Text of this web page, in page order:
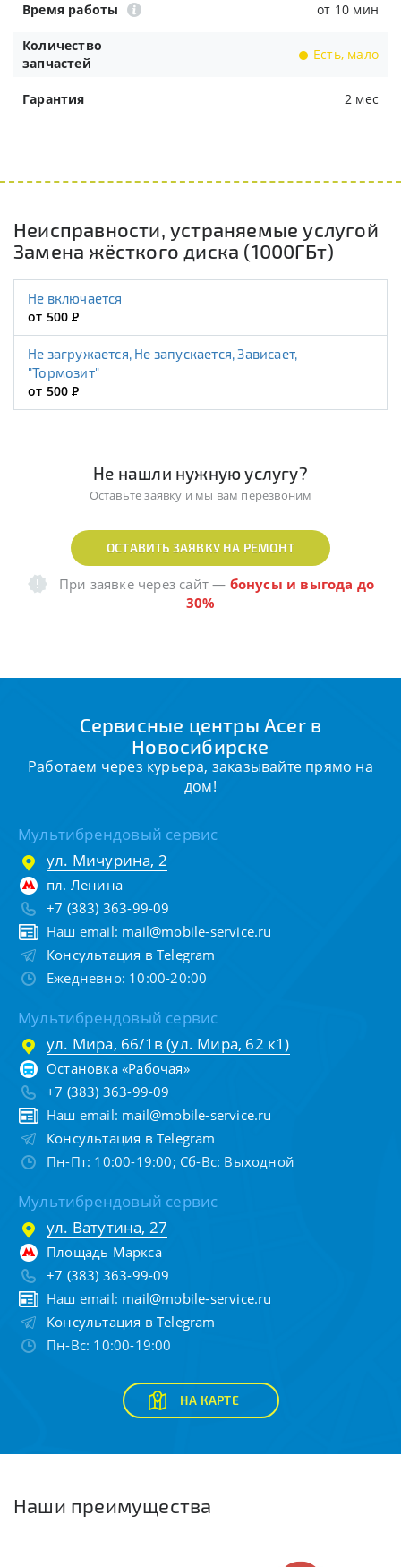
Время работы от 10 мин
Количество
запчастей
Есть, мало
Гарантия 2 мес
Неисправности, устраняемые услугой
Замена жёсткого диска (1000ГБт)
Не включается
от 500Р
Не загружается, Не запускается, Зависает,
"Тормозит"
от 500Р
Не нашли нужную услугу?
Оставьте заявку и мы вам перезвоним
ОСТАВИТЬ ЗАЯВКУ НА РЕМОНТ
При заявке через сайт— бонусы и выгода до
30%
Сервисные центры Acer в
Новосибирске
Работаем через курьера, заказывайте прямо на
дом!
Мультибрендовый сервис
ул. Мичурина, 2
пл. Ленина
+7 (383) 363-99-09
Наш email: mail@mobile-service.ru
Консультация в Telegram
Ежедневно: 10:00-20:00
Мультибрендовый сервис
ул. Мира, 66/1в (ул. Мира, 62 к1)
Остановка «Рабочая»
+7 (383) 363-99-09
Наш email: mail@mobile-service.ru
Консультация в Telegram
Пн-Пт: 10:00-19:00; Сб-Вс: Выходной
Мультибрендовый сервис
ул. Ватутина, 27
Площадь Маркса
+7 (383) 363-99-09
Наш email: mail@mobile-service.ru
Консультация в Telegram
Пн-Вс: 10:00-19:00
НА КАРТЕ
Наши преимущества